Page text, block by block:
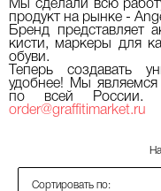
Мы сделали всю
продукт на рынке -
Бренд представляет
кисти, маркеры для
обуви.
Теперь создавать
удобнее! Мы
по всей России.
order@graffitimarket.ru
Сортировать по: